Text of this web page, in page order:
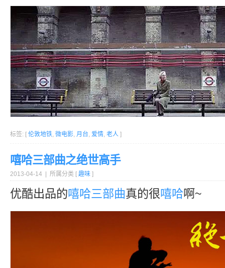
标签: [ 伦敦地铁, 微电影, 月台, 爱情, 老人 ]
嘻哈三部曲之绝世高手
2013-04-14 | 所属分类 [ 趣味 ]
优酷出品的嘻哈三部曲真的很嘻哈啊~